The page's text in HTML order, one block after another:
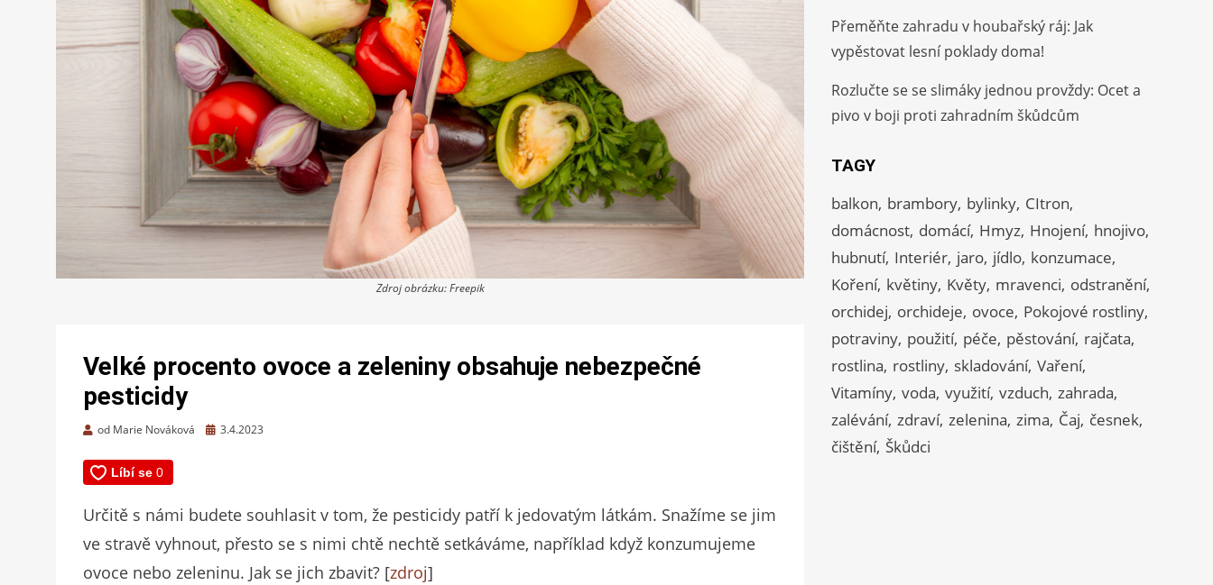
Zdroj obrázku: Freepik
Velké procento ovoce a zeleniny obsahuje nebezpečné
pesticidy
od Marie Nováková
Zveřejněno
3.4.2023
Určitě s námi budete souhlasit v tom, že pesticidy patří k jedovatým látkám. Snažíme se jim
ve stravě vyhnout, přesto se s nimi chtě nechtě setkáváme, například když konzumujeme
ovoce nebo zeleninu. Jak se jich zbavit? [zdroj]
Přeměňte zahradu v houbařský ráj: Jak
vypěstovat lesní poklady doma!
Rozlučte se se slimáky jednou provždy: Ocet a
pivo v boji proti zahradním škůdcům
TAGY
balkon brambory bylinky CItron
domácnost domácí Hmyz Hnojení hnojivo
hubnutí Interiér jaro jídlo konzumace
Koření květiny Květy mravenci odstranění
orchidej orchideje ovoce Pokojové rostliny
potraviny použití péče pěstování rajčata
rostlina rostliny skladování Vaření
Vitamíny voda využití vzduch zahrada
zalévání zdraví zelenina zima Čaj česnek
čištění Škůdci